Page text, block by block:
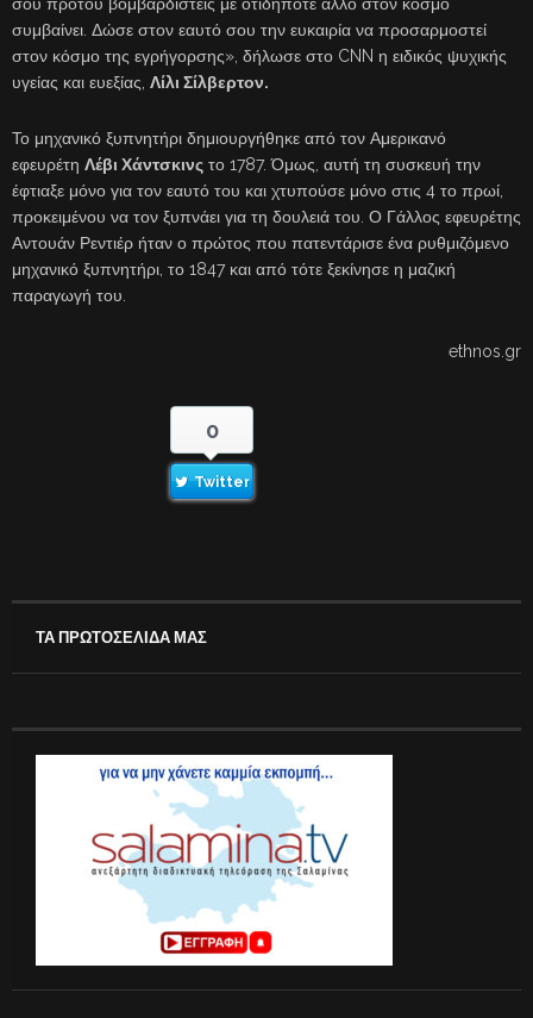
συμβαίνει. Δώσε στον εαυτό σου την ευκαιρία να προσαρμοστεί
στον κόσμο της εγρήγορσης», δήλωσε στο CNN η ειδικός ψυχικής
υγείας και ευεξίας, Λίλι Σίλβερτον.
Το μηχανικό ξυπνητήρι δημιουργήθηκε από τον Αμερικανό
εφευρέτη Λέβι Χάντσκινς το 1787. Όμως, αυτή τη συσκευή την
έφτιαξε μόνο για τον εαυτό του και χτυπούσε μόνο στις 4 το πρωί,
προκειμένου να τον ξυπνάει για τη δουλειά του. Ο Γάλλος εφευρέτης
Αντουάν Ρεντιέρ ήταν ο πρώτος που πατεντάρισε ένα ρυθμιζόμενο
μηχανικό ξυπνητήρι, το 1847 και από τότε ξεκίνησε η μαζική
παραγωγή του.
ethnos.gr
0
Twitter
ΤΑ ΠΡΩΤΟΣΕΛΙΔΑ ΜΑΣ